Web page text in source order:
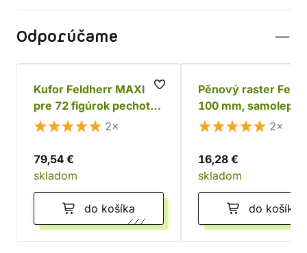
Odporúčame
Kufor Feldherr MAXI
pre 72 figúrok pechoty
+ tanky a monštrá
2×
79,54 €
skladom
do košíka
Pěnový raster
100 mm, samolepící
2×
16,28 €
skladom
do košíka